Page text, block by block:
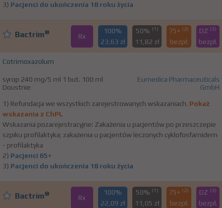
3) Pacjenci do ukończenia 18 roku życia
Bactrim® Rx
100%
23,63 zł
50% (1)
11,82 zł
75+ (2)
bezpł.
DZ (3)
bezpł.
Cotrimoxazolum
syrop 240 mg/5 ml 1 but. 100 ml
Doustnie
Eumedica Pharmaceuticals
GmbH
1) Refundacja we wszystkich zarejestrowanych wskazaniach. Pokaż
wskazania z ChPL
Wskazania pozarejestracyjne: Zakażenia u pacjentów po przeszczepie
szpiku profilaktyka; zakażenia u pacjentów leczonych cyklofosfamidem
- profilaktyka
2) Pacjenci 65+
3) Pacjenci do ukończenia 18 roku życia
Bactrim® Rx
100%
22,09 zł
50% (1)
11,05 zł
75+ (2)
bezpł.
DZ (3)
bezpł.